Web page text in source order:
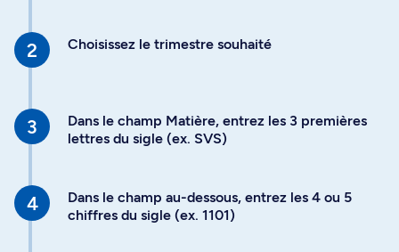
Choisissez le trimestre souhaité
Dans le champ Matière, entrez les 3 premières
lettres du sigle (ex. SVS)
Dans le champ au-dessous, entrez les 4 ou 5
chiffres du sigle (ex. 1101)